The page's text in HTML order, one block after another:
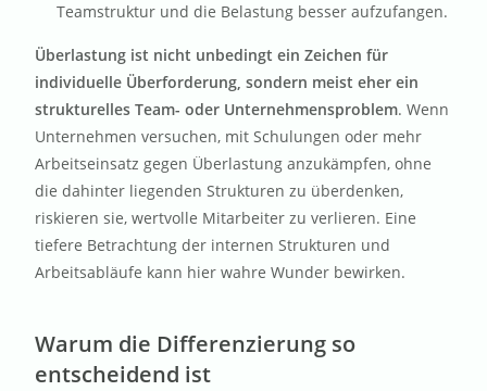
Teamstruktur und die Belastung besser aufzufangen.
Überlastung ist nicht unbedingt ein Zeichen für
individuelle Überforderung, sondern meist eher ein
strukturelles Team- oder Unternehmensproblem. Wenn
Unternehmen versuchen, mit Schulungen oder mehr
Arbeitseinsatz gegen Überlastung anzukämpfen, ohne
die dahinter liegenden Strukturen zu überdenken,
riskieren sie, wertvolle Mitarbeiter zu verlieren. Eine
tiefere Betrachtung der internen Strukturen und
Arbeitsabläufe kann hier wahre Wunder bewirken.
Warum die Differenzierung so
entscheidend ist